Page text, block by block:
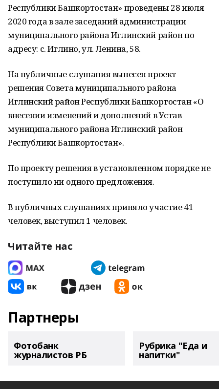
Республики Башкортостан» проведены 28 июля
2020 года в зале заседаний администрации
муниципального района Иглинский район по
адресу: с. Иглино, ул. Ленина, 58.
На публичные слушания вынесен проект
решения Совета муниципального района
Иглинский район Республики Башкортостан «О
внесении изменений и дополнений в Устав
муниципального района Иглинский район
Республики Башкортостан».
По проекту решения в установленном порядке не
поступило ни одного предложения.
В публичных слушаниях приняло участие 41
человек, выступил 1 человек.
Читайте нас
Партнеры
Фотобанк
журналистов РБ
Рубрика "Еда и
напитки"